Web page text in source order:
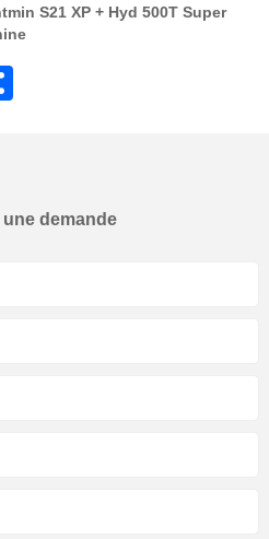
S21 XP + Hyd 500T Super
demande